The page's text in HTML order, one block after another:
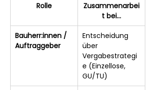
Rolle
Zusammenarbei
t bei…
Bauherr:innen /
Auftraggeber
Entscheidung
über
Vergabestrategi
e (Einzellose,
GU/TU)